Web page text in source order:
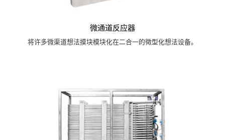
微通道反应器
将许多微渠道想法摸块模块化在二合一的徵型化想法设备。